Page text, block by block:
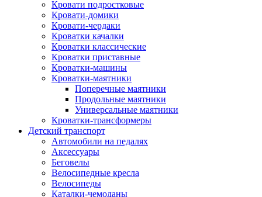
Кровати подростковые
Кровати-домики
Кровати-чердаки
Кроватки качалки
Кроватки классические
Кроватки приставные
Кроватки-машины
Кроватки-маятники
Поперечные маятники
Продольные маятники
Универсальные маятники
Кроватки-трансформеры
Детский транспорт
Автомобили на педалях
Аксессуары
Беговелы
Велосипедные кресла
Велосипеды
Каталки-чемоданы